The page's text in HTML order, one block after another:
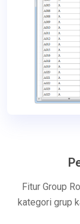
Fitur Group
kategori grup